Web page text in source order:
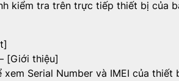
kiểm tra trên trực tiếp thiết bị của
[Giới thiệu]
xem Serial Number và IMEI của